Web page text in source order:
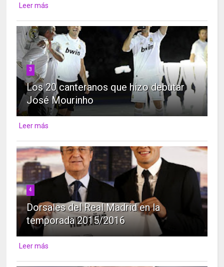
Leer más
3
Los 20 canteranos que hizo debutar
José Mourinho
Leer más
4
Dorsales del Real Madrid en la
temporada 2015/2016
Leer más